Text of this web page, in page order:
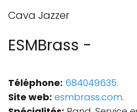
Cava Jazzer
ESMBrass -
Téléphone: 684049635.
Site web: esmbrass.com.